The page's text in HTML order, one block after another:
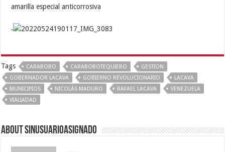
amarilla especial anticorrosiva
.
Tags CARABOBO CARABOBOTEQUIERO
GESTION
GOBERNADOR LACAVA
GOBIERNO REVOLUCIONARIO
LACAVA
MUNICIPIOS
NICOLÁS MADURO RAFAEL LACAVA
VENEZUELA
VIALIADAD
About sinusuarioasignado